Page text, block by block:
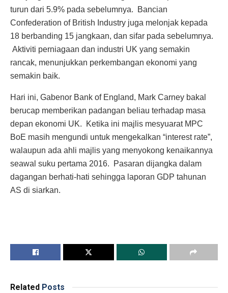
turun dari 5.9% pada sebelumnya. Bancian
Confederation of British Industry juga melonjak kepada
18 berbanding 15 jangkaan, dan sifar pada sebelumnya.
Aktiviti perniagaan dan industri UK yang semakin
rancak, menunjukkan perkembangan ekonomi yang
semakin baik.
Hari ini, Gabenor Bank of England, Mark Carney bakal
berucap memberikan padangan beliau terhadap masa
depan ekonomi UK. Ketika ini majlis mesyuarat MPC
BoE masih mengundi untuk mengekalkan “interest rate”,
walaupun ada ahli majlis yang menyokong kenaikannya
seawal suku pertama 2016. Pasaran dijangka dalam
dagangan berhati-hati sehingga laporan GDP tahunan
AS di siarkan.
Related Posts